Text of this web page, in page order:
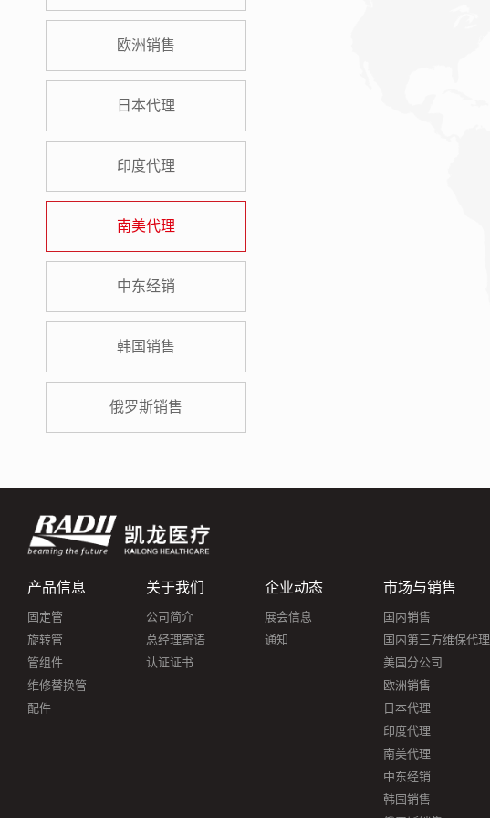
欧洲销售
日本代理
印度代理
南美代理
中东经销
韩国销售
俄罗斯销售
产品信息
固定管
旋转管
管组件
维修替换管
配件
关于我们
公司简介
总经理寄语
认证证书
企业动态
展会信息
通知
市场与销售
国内销售
国内第三方维保代理
美国分公司
欧洲销售
日本代理
印度代理
南美代理
中东经销
韩国销售